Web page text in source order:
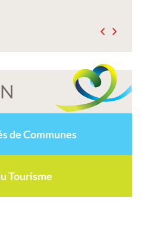
de Communes
Tourisme